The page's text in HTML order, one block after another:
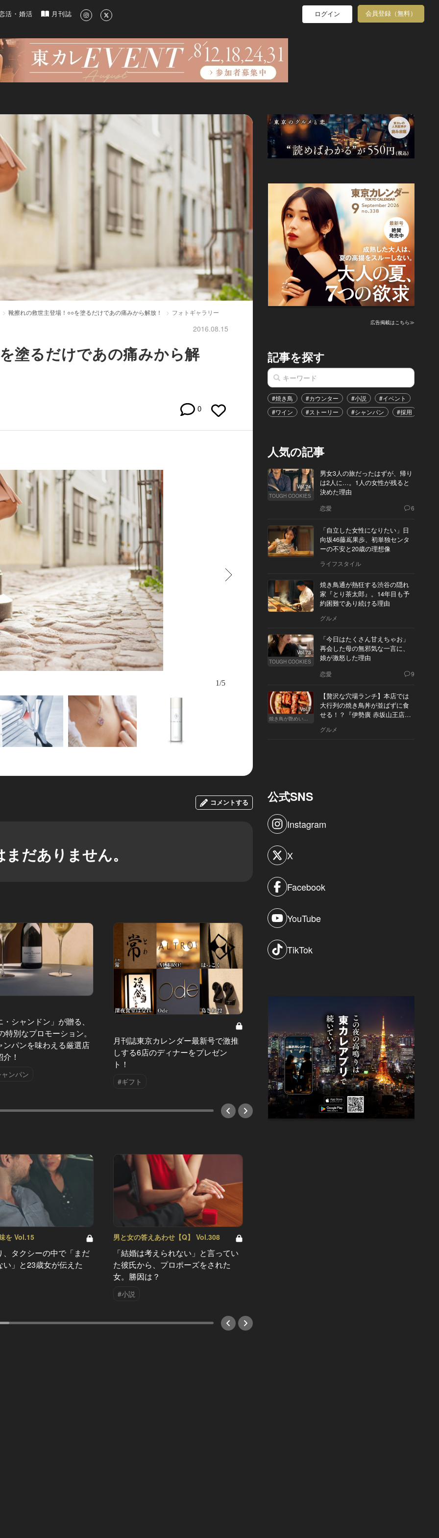
ルメ、洗練されたライフスタイル情報
活・婚活 月刊誌 ログイン 会員登録（無料）
靴擦れの救世主登場！○○を塗るだけであの痛みから解放！ フォトギャラリー
2016.08.15
塗るだけであの痛みから解
0
夏は浴衣で下駄をはくこともしばしば。靴擦れだけでなく、ゲタの鼻緒ずれも...。足には
の季節なのだ。
1/5
コメントする
だありません。
シャンドン」が贈る、
特別なプロモーション。
ンパンを味わえる厳選店
！
ンパン
月刊誌東京カレンダー最新号で激推
しする6店のディナーをプレゼン
ト！
#ギフト
本命・義理まで網羅！ホワイトデー
ギフトは地下鉄直結のホテルペスト
リーを賢く使え
#ギフト
使い勝
に、人
を Vol.15
、タクシーの中で「まだ
い」と23歳女が伝えた
男と女の答えあわせ【Q】 Vol.308
「結婚は考えられない」と言ってい
た彼氏から、プロポーズをされた
女。勝因は？
#小説
広告掲載はこちら≫
記事を探す
#焼き鳥 #カウンター #小説 #イベント
#ワイン
#ストーリー #シャンパン #採用
人気の記事
Vol.74
TOUGH COOKIES
男女3人の旅だったはずが、帰り
は2人に…。1人の女性が残ると
決めた理由
恋愛 6
「自立した女性になりたい」日
向坂46藤嶌果歩、初単独センタ
ーの不安と20歳の理想像
ライフスタイル
焼き鳥通が熱狂する渋谷の隠れ
家『とり茶太郎』。14年目も予
約困難であり続ける理由
グルメ
Vol.73
TOUGH COOKIES
「今日はたくさん甘えちゃお」
再会した母の無邪気な一言に、
娘が激怒した理由
恋愛 9
Vol.7
焼き鳥が艶めいてきた
【贅沢な穴場ランチ】本店では
大行列の焼き鳥丼が並ばずに食
せる！？『伊勢廣 赤坂山王店』
グルメ
公式SNS
Instagram
X
Facebook
YouTube
TikTok